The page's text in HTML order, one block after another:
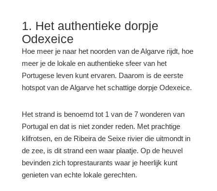
1. Het authentieke dorpje
Odexeice
Hoe meer je naar het noorden van de Algarve rijdt, hoe
meer je de lokale en authentieke sfeer van het
Portugese leven kunt ervaren. Daarom is de eerste
hotspot van de Algarve het schattige dorpje Odexeice.
Het strand is benoemd tot 1 van de 7 wonderen van
Portugal en dat is niet zonder reden. Met prachtige
klifrotsen, en de Ribeira de Seixe rivier die uitmondt in
de zee, is dit strand een waar plaatje. Op de heuvel
bevinden zich toprestaurants waar je heerlijk kunt
genieten van echte lokale gerechten.